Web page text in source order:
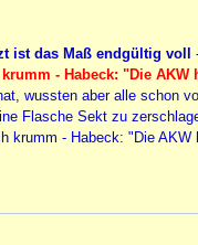
ist das Maß endgültig voll
- Habeck: "Die
wussten aber alle schon
Flasche Sekt zu
krumm - Habeck: "Die